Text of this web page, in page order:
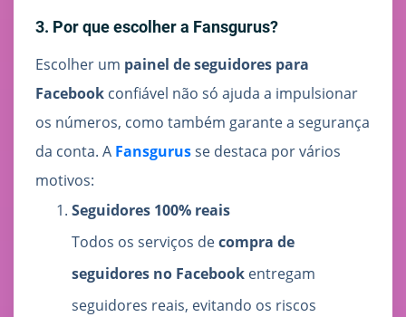
3. Por que escolher a Fansgurus?
Escolher um painel de seguidores para
Facebook confiável não só ajuda a impulsionar
os números, como também garante a segurança
da conta. A Fansgurusse destaca por vários
motivos:
Seguidores 100% reais
Todos os serviços decompra de
seguidores no Facebook entregam
seguidores reais, evitando os riscos